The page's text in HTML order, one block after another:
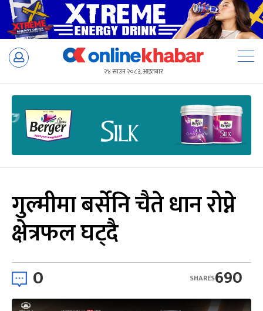
Skip
२४ साउन २०८३, आइतबार
गुल्मीमा बर्सेनि चैते धान रोप्ने
क्षेत्रफल घट्दै
0 690
SHARES